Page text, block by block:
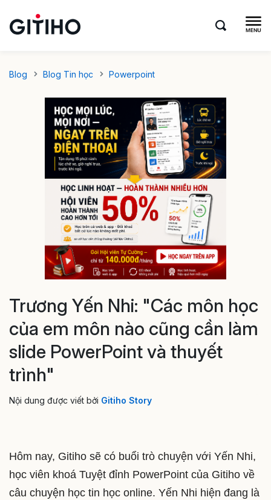
Blog Blog Tin học Powerpoint
Trương Yến Nhi: "Các môn học
của em môn nào cũng cần làm
slide PowerPoint và thuyết
trình"
Nội dung được viết bởi Gitiho Story
Hôm nay, Gitiho sẽ có buổi trò chuyện với Yến Nhi,
học viên khoá Tuyệt đỉnh PowerPoint của Gitiho về
câu chuyện học tin học online. Yến Nhi hiện đang là